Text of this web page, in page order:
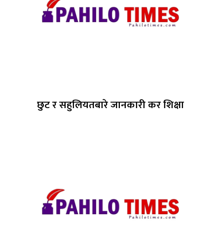
छुट र सहुलियतबारे जानकारी कर शिक्षा